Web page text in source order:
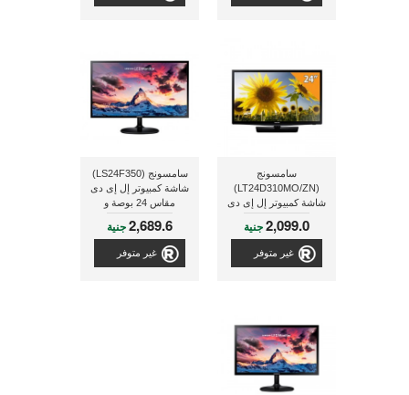
سامسونج
(LT24D310MO/ZN)
شاشة كمبيوتر إل إى دى
مقاس 23.6 بوصة
2,099.0جنية
غير متوفر
سامسونج (LS24F350)
شاشة كمبيوتر إل إى دى
مقاس 24 بوصة و
الشاشة بتقنية PLS
2,689.6جنية
غير متوفر